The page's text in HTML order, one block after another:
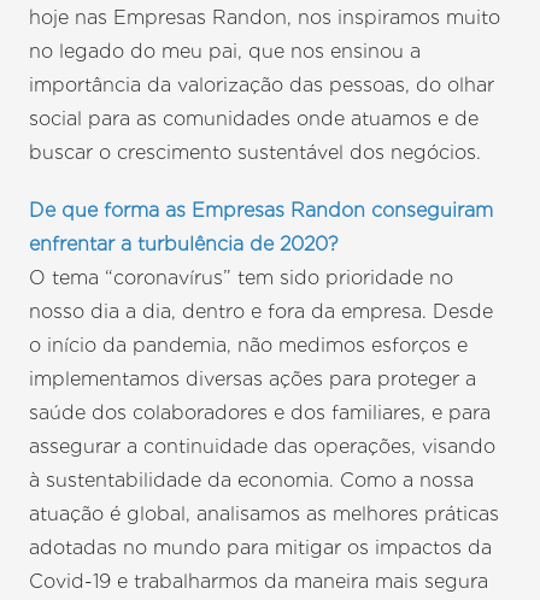
hoje nas Empresas Randon, nos inspiramos muito
no legado do meu pai, que nos ensinou a
importância da valorização das pessoas, do olhar
social para as comunidades onde atuamos e de
buscar o crescimento sustentável dos negócios.
De que forma as Empresas Randon conseguiram
enfrentar a turbulência de 2020?
O tema “coronavírus” tem sido prioridade no
nosso dia a dia, dentro e fora da empresa. Desde
o início da pandemia, não medimos esforços e
implementamos diversas ações para proteger a
saúde dos colaboradores e dos familiares, e para
assegurar a continuidade das operações, visando
à sustentabilidade da economia. Como a nossa
atuação é global, analisamos as melhores práticas
adotadas no mundo para mitigar os impactos da
Covid-19 e trabalharmos da maneira mais segura